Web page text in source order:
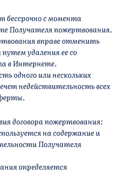
бессрочно с момента
Получателя пожертвования.
вправе отменить
удаления ее со
в Интернете.
одного или нескольких
недействительность всех
договора пожертвования:
на содержание и
Получателя
определяется